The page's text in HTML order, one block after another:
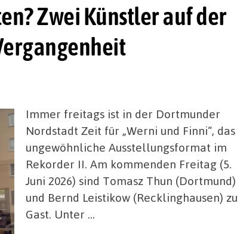
Zwei Künstler auf der
Immer freitags ist in der Dortmunder
Nordstadt Zeit für „Werni und Finni“, das
ungewöhnliche Ausstellungsformat im
Rekorder II. Am kommenden Freitag (5.
Juni 2026) sind Tomasz Thun (Dortmund)
und Bernd Leistikow (Recklinghausen) zu
Gast. Unter …